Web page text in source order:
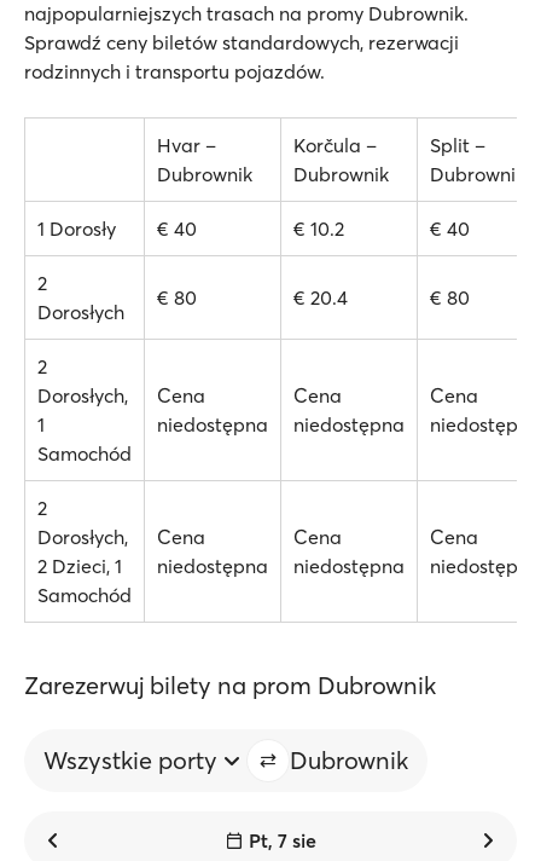
najpopularniejszych trasach na promy Dubrownik.
Sprawdź ceny biletów standardowych, rezerwacji
rodzinnych i transportu pojazdów.
Hvar –
Dubrownik
Korčula –
Dubrownik
Split –
Dubrownik
1 Dorosły € 40 € 10.2 € 40
2
Dorosłych
€ 80 € 20.4 € 80
2
Dorosłych,
1
Samochód
Cena
niedostępna
Cena
niedostępna
Cena
niedostępna
2
Dorosłych,
2 Dzieci, 1
Samochód
Cena
niedostępna
Cena
niedostępna
Cena
niedostępna
Zarezerwuj bilety na prom Dubrownik
Wszystkie porty Dubrownik
Pt, 7 sie